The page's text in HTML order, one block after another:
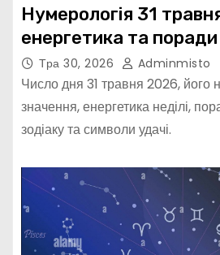
Нумерологія 31
енергетика та
Тра 30, 2026 Adminmisto
Число дня 31 травня 2026, його
значення, енергетика неділі,
зодіаку та символи удачі.